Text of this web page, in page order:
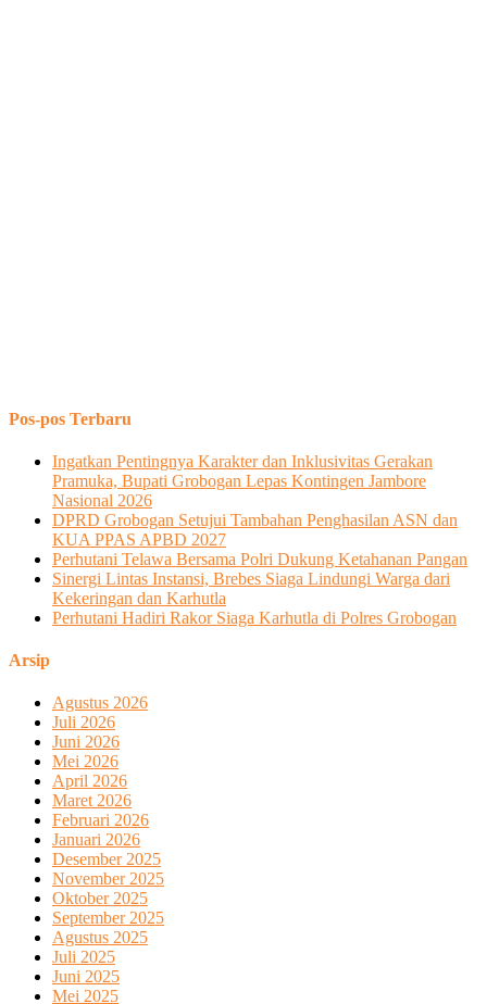
Pos-pos Terbaru
Ingatkan Pentingnya Karakter dan Inklusivitas Gerakan
Pramuka, Bupati Grobogan Lepas Kontingen Jambore
Nasional 2026
DPRD Grobogan Setujui Tambahan Penghasilan ASN dan
KUA PPAS APBD 2027
Perhutani Telawa Bersama Polri Dukung Ketahanan Pangan
Sinergi Lintas Instansi, Brebes Siaga Lindungi Warga dari
Kekeringan dan Karhutla
Perhutani Hadiri Rakor Siaga Karhutla di Polres Grobogan
Arsip
Agustus 2026
Juli 2026
Juni 2026
Mei 2026
April 2026
Maret 2026
Februari 2026
Januari 2026
Desember 2025
November 2025
Oktober 2025
September 2025
Agustus 2025
Juli 2025
Juni 2025
Mei 2025